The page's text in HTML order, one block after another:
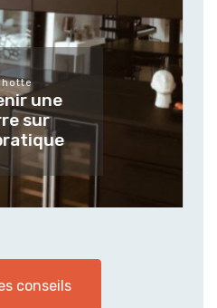
et leurs
des
sur
espaces
conseils